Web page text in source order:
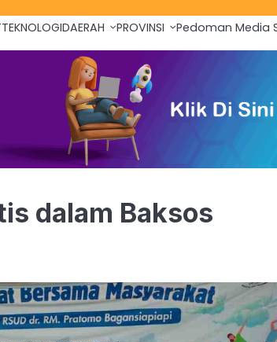
TEKNOLOGIDAERAH PROVINSI Pedoman Media
dalam Baksos